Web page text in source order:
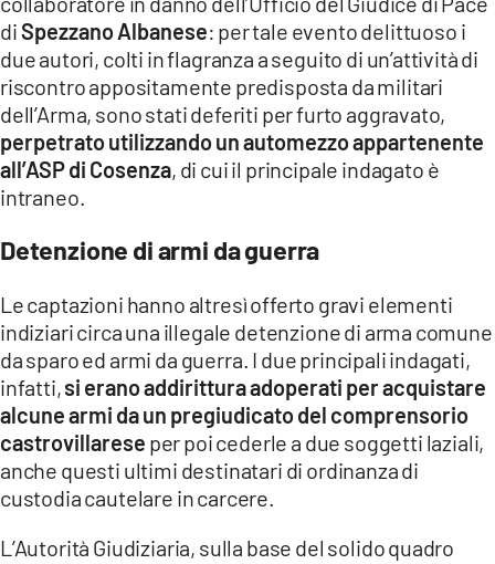
diSpezzano Albanese: per tale evento delittuoso i
due autori, colti in flagranza a seguito di un’attività di
riscontro appositamente predisposta da militari
dell’Arma, sono stati deferiti per furto aggravato,
perpetrato utilizzando un automezzo appartenente
all’ASP di Cosenza, di cui il principale indagato è
intraneo.
Detenzione di armi da guerra
Le captazioni hanno altresì offerto gravi elementi
indiziari circa una illegale detenzione di arma comune
da sparo ed armi da guerra. I due principali indagati,
infatti,si erano addirittura adoperati per acquistare
alcune armi da un pregiudicato del comprensorio
castrovillarese per poi cederle a due soggetti laziali,
anche questi ultimi destinatari di ordinanza di
custodia cautelare in carcere.
L’Autorità Giudiziaria, sulla base del solido quadro